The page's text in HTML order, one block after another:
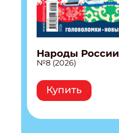
Народы России
№8 (2026)
Купить
Укажите имя